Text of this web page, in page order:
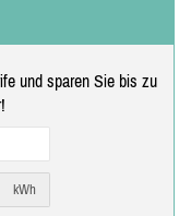
und sparen Sie bis zu
kWh